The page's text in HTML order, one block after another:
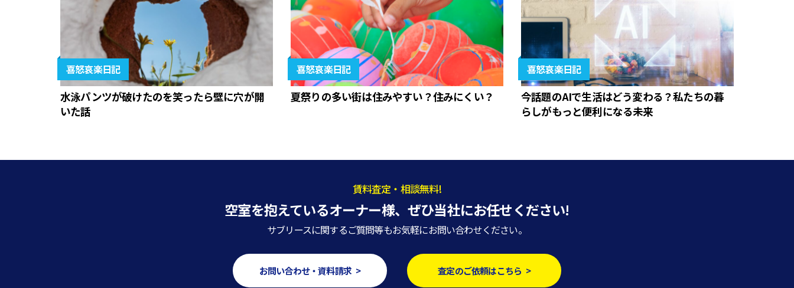
喜怒哀楽日記
水泳パンツが破けたのを笑ったら壁に穴が開
いた話
喜怒哀楽日記
夏祭りの多い街は住みやすい？住みにくい？
喜怒哀楽日記
今話題のAIで生活はどう変わる？私たちの暮
らしがもっと便利になる未来
賃料査定・相談無料!
空室を抱えているオーナー様、ぜひ当社にお任せください!
サブリースに関するご質問等もお気軽にお問い合わせください。
お問い合わせ・資料請求 > 査定のご依頼はこちら >